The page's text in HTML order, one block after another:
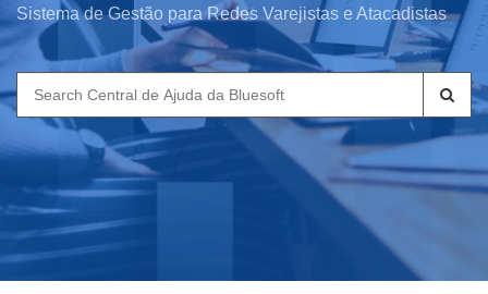
Sistema de Gestão para Redes Varejistas e Atacadistas
Search
for: